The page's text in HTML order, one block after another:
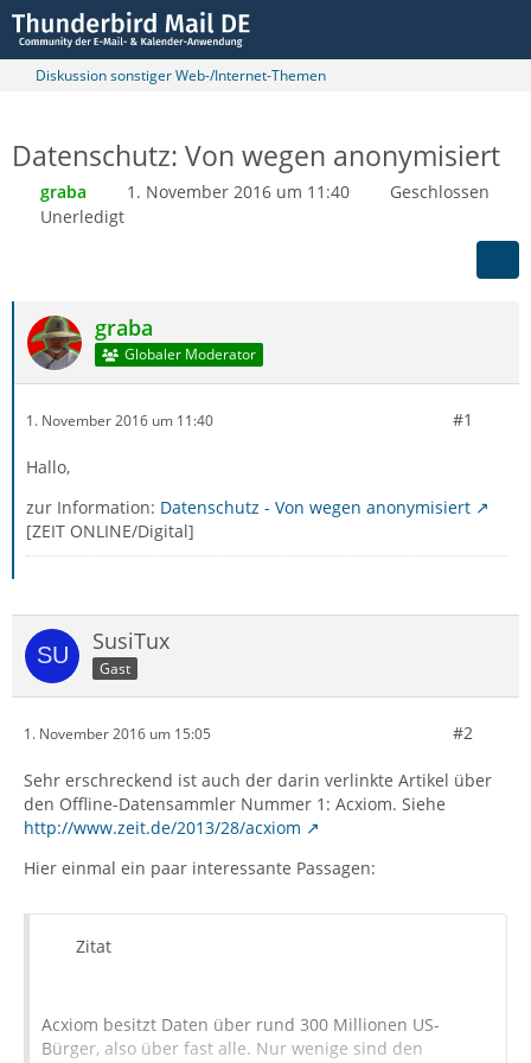
Diskussion sonstiger Web-/Internet-Themen
Datenschutz: Von wegen anonymisiert
graba 1. November 2016 um 11:40
Geschlossen
Unerledigt
graba
Globaler Moderator
1. November 2016 um 11:40 #1
Hallo,
zur Information: Datenschutz - Von wegen anonymisiert
[ZEIT ONLINE/Digital]
SusiTux
Gast
1. November 2016 um 15:05 #2
Sehr erschreckend ist auch der darin verlinkte Artikel über
den Offline-Datensammler Nummer 1: Acxiom. Siehe
http://www.zeit.de/2013/28/acxiom
Hier einmal ein paar interessante Passagen:
Zitat
Acxiom besitzt Daten über rund 300 Millionen US-
Bürger, also über fast alle. Nur wenige sind den